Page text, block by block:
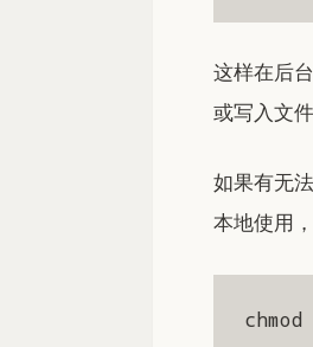
这样在后
或写入文
如果有无
本地使用